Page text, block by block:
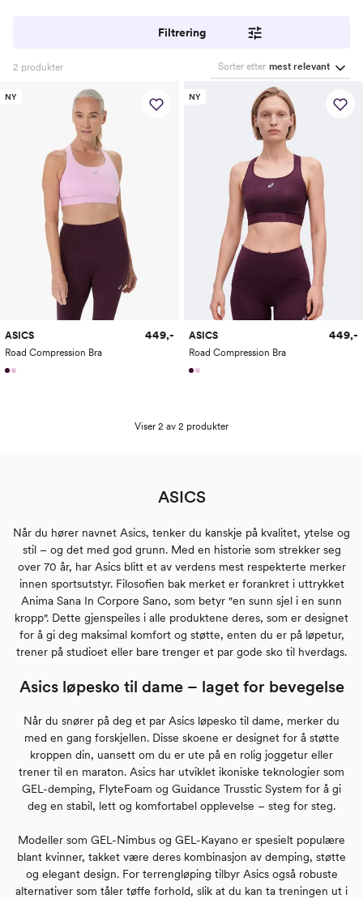
Filtrering
2 produkter Sorter etter mest relevant
NY
ASICS
Road Compression Bra
449,-
NY
ASICS
Road Compression Bra
449,-
Viser 2 av 2 produkter
ASICS
Når du hører navnet Asics, tenker du kanskje på kvalitet, ytelse og
stil – og det med god grunn. Med en historie som strekker seg
over 70 år, har Asics blitt et av verdens mest respekterte merker
innen sportsutstyr. Filosofien bak merket er forankret i uttrykket
Anima Sana In Corpore Sano, som betyr "en sunn sjel i en sunn
kropp". Dette gjenspeiles i alle produktene deres, som er designet
for å gi deg maksimal komfort og støtte, enten du er på løpetur,
trener på studioet eller bare trenger et par gode sko til hverdags.
Asics løpesko til dame – laget for bevegelse
Når du snører på deg et par Asics løpesko til dame, merker du
med en gang forskjellen. Disse skoene er designet for å støtte
kroppen din, uansett om du er ute på en rolig joggetur eller
trener til en maraton. Asics har utviklet ikoniske teknologier som
GEL-demping, FlyteFoam og Guidance Trusstic System for å gi
deg en stabil, lett og komfortabel opplevelse – steg for steg.
Modeller som GEL-Nimbus og GEL-Kayano er spesielt populære
blant kvinner, takket være deres kombinasjon av demping, støtte
og elegant design. For terrengløping tilbyr Asics også robuste
alternativer som tåler tøffe forhold, slik at du kan ta treningen ut i